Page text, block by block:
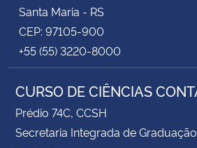
Santa Maria - RS
CEP: 97105-900
+55 (55) 3220-8000
CURSO DE CIÊNCIAS
Prédio 74C, CCSH
Secretaria Integrada de